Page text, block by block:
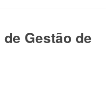
Gestão de